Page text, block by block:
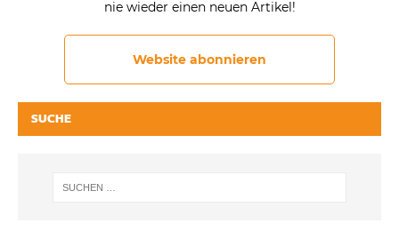
nie wieder einen neuen Artikel!
Website abonnieren
SUCHE